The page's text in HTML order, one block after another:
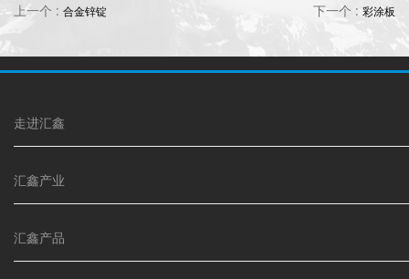
上一个 : 合金锌锭 下一个 : 彩涂板
走进汇鑫
汇鑫产业
汇鑫产品